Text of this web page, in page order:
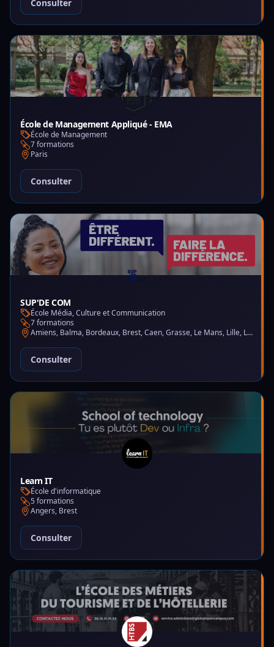
Consulter
École de Management Appliqué - EMA
École de Management
7 formations
Paris
Consulter
SUP'DE COM
École Média, Culture et Communication
7 formations
Amiens, Balma, Bordeaux, Brest, Caen, Grasse, Le Mans, Lille, Lyon, Montpellier, Nantes, Nice, Paris, Saint-Martin-d'Hères
Consulter
Learn IT
École d'informatique
5 formations
Angers, Brest
Consulter